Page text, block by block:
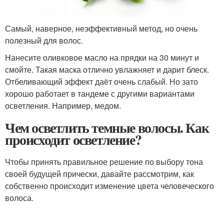
Самый, наверное, неэффективный метод, но очень
полезный для волос.
Нанесите оливковое масло на прядки на 30 минут и
смойте. Такая маска отлично увлажняет и дарит блеск.
Отбеливающий эффект даёт очень слабый. Но зато
хорошо работает в тандеме с другими вариантами
осветления. Например, медом.
Чем осветлить темные волосы. Как
происходит осветление?
Чтобы принять правильное решение по выбору тона
своей будущей прически, давайте рассмотрим, как
собственно происходит изменение цвета человеческого
волоса.